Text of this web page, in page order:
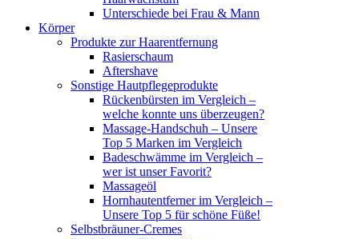
Unterschiede bei Frau & Mann
Körper
Produkte zur Haarentfernung
Rasierschaum
Aftershave
Sonstige Hautpflegeprodukte
Rückenbürsten im Vergleich –
welche konnte uns überzeugen?
Massage-Handschuh – Unsere
Top 5 Marken im Vergleich
Badeschwämme im Vergleich –
wer ist unser Favorit?
Massageöl
Hornhautentferner im Vergleich –
Unsere Top 5 für schöne Füße!
Selbstbräuner-Cremes